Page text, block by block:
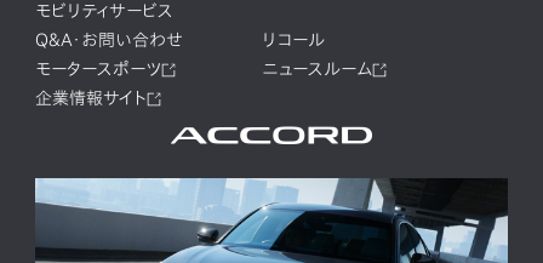
モビリティサービス
Q&A・お問い合わせ
リコール
モータースポーツ
ニュースルーム
企業情報サイト